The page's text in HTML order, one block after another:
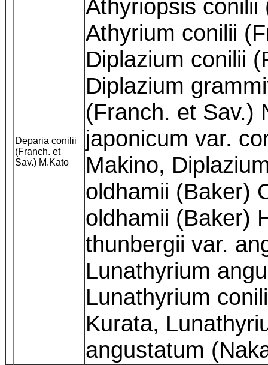
Deparia conilii
(Franch. et
Sav.) M.Kato
Athyriopsis conilii
Athyrium conilii
Diplazium conilii
Diplazium
(Franch. et Sav.)
japonicum var.
Makino,
oldhamii (Baker)
oldhamii (Baker)
thunbergii var.
Lunathyrium
Lunathyrium
Kurata,
angustatum